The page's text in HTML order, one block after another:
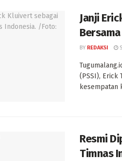
Janji
BY REDAKSI
(PSSI), Erick
kesempatan
Resmi
Timnas